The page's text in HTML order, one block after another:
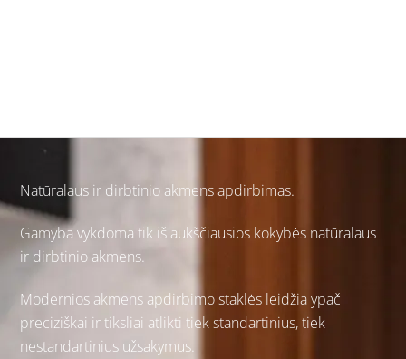
Natūralaus ir dirbtinio akmensapdirbimas.
Gamyba vykdoma tik iš aukščiausios kokybės natūralaus
ir dirbtinio akmens.
Modernios akmens apdirbimo staklės leidžia ypač
preciziškai ir tiksliai atlikti tiek standartinius, tiek
nestandartinius užsakymus.